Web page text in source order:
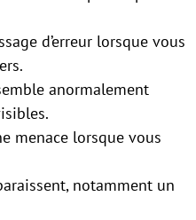
d’erreur lorsque vous
anormalement
menace lorsque vous
notamment un